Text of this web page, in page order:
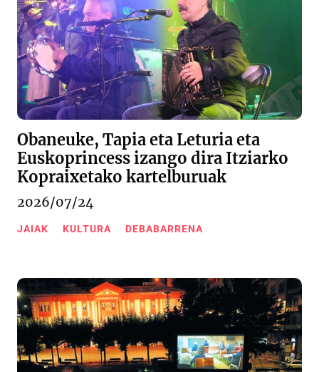
Obaneuke, Tapia eta Leturia eta
Euskoprincess izango dira Itziarko
Kopraixetako kartelburuak
2026/07/24
JAIAK KULTURA DEBABARRENA